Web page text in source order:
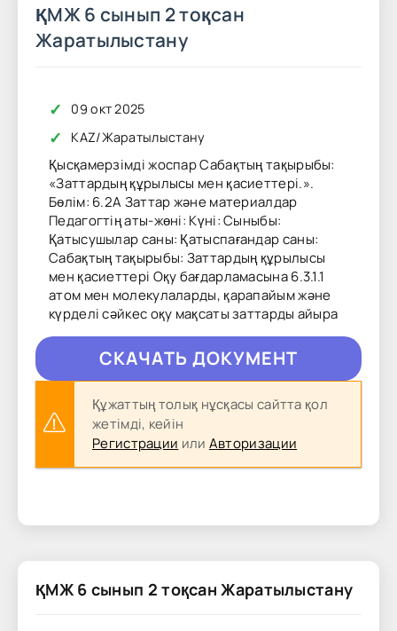
ҚМЖ 6 сынып 2 тоқсан
Жаратылыстану
✓ 09 окт 2025
✓ KAZ/Жаратылыстану
Қысқамерзімді жоспар Сабақтың тақырыбы:
«Заттардың құрылысы мен қасиеттері.».
Бөлім: 6.2А Заттар және материалдар
Педагогтің аты-жөні: Күні: Сыныбы:
Қатысушылар саны: Қатыспағандар саны:
Сабақтың тақырыбы: Заттардың құрылысы
мен қасиеттері Оқу бағдарламасына 6.3.1.1
атом мен молекулаларды, қарапайым және
күрделі сәйкес оқу мақсаты заттарды айыра
CКAЧAТЬ ДОКУМЕНТ
Құжаттың толық нұсқасы сайтта қол
жетімді, кейін
Регистрации или Авторизации
ҚМЖ 6 сынып 2 тоқсан Жаратылыстану